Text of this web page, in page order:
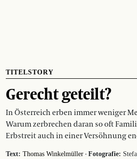
TITELSTORY
Gerecht geteilt?
In Österreich erben immer weniger
Warum zerbrechen daran so oft
Erbstreit auch in einer Versöhnung
Text: Thomas Winkelmüller · Fotografie: